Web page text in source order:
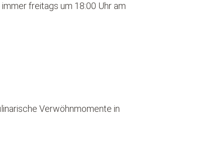
freitags um 18:00 Uhr am
Verwöhnmomente in